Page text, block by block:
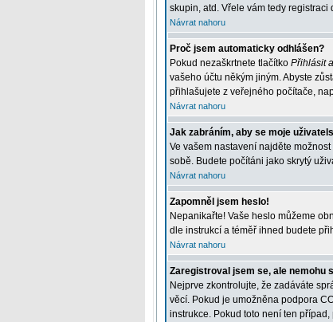
skupin, atd. Vřele vám tedy
Návrat nahoru
Proč jsem automaticky odhlášen?
Pokud nezaškrtnete tlačítko Přihlásit
vašeho účtu někým jiným. Abyste
přihlašujete z veřejného počítače,
Návrat nahoru
Jak zabráním, aby se moje
Ve vašem nastavení najděte možnost
sobě. Budete počítáni jako skrytý
Návrat nahoru
Zapomněl jsem heslo!
Nepanikařte! Vaše heslo můžeme
dle instrukcí a téměř ihned budete
Návrat nahoru
Zaregistroval jsem se, ale nemohu
Nejprve zkontrolujte, že zadáváte
věcí. Pokud je umožněna podpora
instrukce. Pokud toto není ten